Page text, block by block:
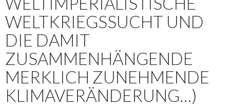
WELTKRIEGSSUCHT UND
DIE DAMIT
ZUSAMMENHÄNGENDE
MERKLICH ZUNEHMENDE
KLIMAVERÄNDERUNG…)